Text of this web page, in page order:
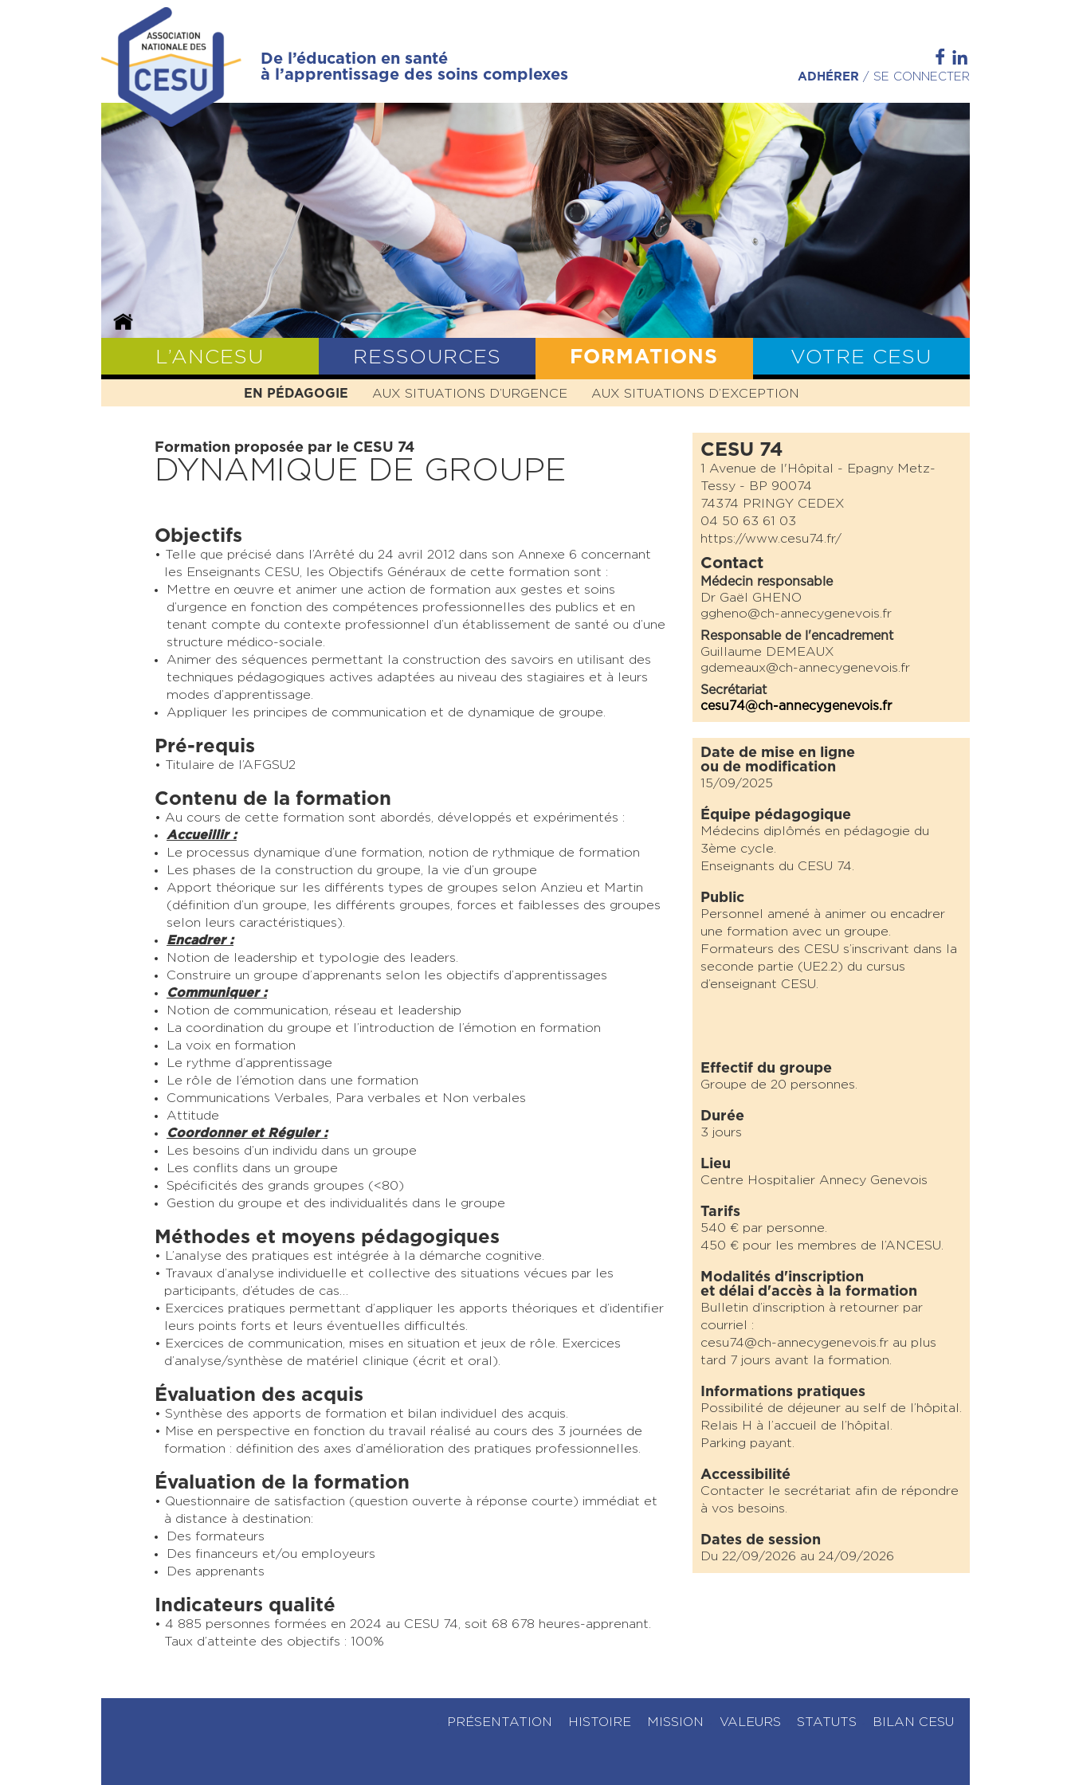
De l’éducation en santé
à l’apprentissage des soins complexes
ADHÉRER / SE CONNECTER
L’ANCESU
PRÉSENTATION HISTOIRE MISSION VALEURS STATUTS BILAN CESU
RESSOURCES FORMATIONS
EN PÉDAGOGIE AUX SITUATIONS D’URGENCE AUX SITUATIONS D’EXCEPTION
VOTRE CESU
Formation proposée par le CESU 74
DYNAMIQUE DE GROUPE
Objectifs
Telle que précisé dans l’Arrêté du 24 avril 2012 dans son Annexe 6 concernant
les Enseignants CESU, les Objectifs Généraux de cette formation sont :
Mettre en œuvre et animer une action de formation aux gestes et soins
d’urgence en fonction des compétences professionnelles des publics et en
tenant compte du contexte professionnel d’un établissement de santé ou d’une
structure médico-sociale.
Animer des séquences permettant la construction des savoirs en utilisant des
techniques pédagogiques actives adaptées au niveau des stagiaires et à leurs
modes d’apprentissage.
Appliquer les principes de communication et de dynamique de groupe.
Pré-requis
Titulaire de l’AFGSU2
Contenu de la formation
Au cours de cette formation sont abordés, développés et expérimentés :
Accueillir :
Le processus dynamique d’une formation, notion de rythmique de formation
Les phases de la construction du groupe, la vie d’un groupe
Apport théorique sur les différents types de groupes selon Anzieu et Martin
(définition d’un groupe, les différents groupes, forces et faiblesses des groupes
selon leurs caractéristiques).
Encadrer :
Notion de leadership et typologie des leaders.
Construire un groupe d’apprenants selon les objectifs d’apprentissages
Communiquer :
Notion de communication, réseau et leadership
La coordination du groupe et l’introduction de l’émotion en formation
La voix en formation
Le rythme d’apprentissage
Le rôle de l’émotion dans une formation
Communications Verbales, Para verbales et Non verbales
Attitude
Coordonner et Réguler :
Les besoins d’un individu dans un groupe
Les conflits dans un groupe
Spécificités des grands groupes (<80)
Gestion du groupe et des individualités dans le groupe
Méthodes et moyens pédagogiques
L’analyse des pratiques est intégrée à la démarche cognitive.
Travaux d’analyse individuelle et collective des situations vécues par les
participants, d’études de cas…
Exercices pratiques permettant d’appliquer les apports théoriques et d’identifier
leurs points forts et leurs éventuelles difficultés.
Exercices de communication, mises en situation et jeux de rôle. Exercices
d’analyse/synthèse de matériel clinique (écrit et oral).
Évaluation des acquis
Synthèse des apports de formation et bilan individuel des acquis.
Mise en perspective en fonction du travail réalisé au cours des 3 journées de
formation : définition des axes d’amélioration des pratiques professionnelles.
Évaluation de la formation
Questionnaire de satisfaction (question ouverte à réponse courte) immédiat et
à distance à destination:
Des formateurs
Des financeurs et/ou employeurs
Des apprenants
Indicateurs qualité
4 885 personnes formées en 2024 au CESU 74, soit 68 678 heures-apprenant.
Taux d’atteinte des objectifs : 100%
CESU 74
1 Avenue de l'Hôpital - Epagny Metz-
Tessy - BP 90074
74374 PRINGY CEDEX
04 50 63 61 03
https://www.cesu74.fr/
Contact
Médecin responsable
Dr Gaël GHENO
ggheno@ch-annecygenevois.fr
Responsable de l'encadrement
Guillaume DEMEAUX
gdemeaux@ch-annecygenevois.fr
Secrétariat
cesu74@ch-annecygenevois.fr
Date de mise en ligne
ou de modification
15/09/2025
Équipe pédagogique
Médecins diplômés en pédagogie du
3ème cycle.
Enseignants du CESU 74.
Public
Personnel amené à animer ou encadrer
une formation avec un groupe.
Formateurs des CESU s’inscrivant dans la
seconde partie (UE2.2) du cursus
d’enseignant CESU.
Effectif du groupe
Groupe de 20 personnes.
Durée
3 jours
Lieu
Centre Hospitalier Annecy Genevois
Tarifs
540 €par personne.
450 € pour les membres de l’ANCESU.
Modalités d'inscription
et délai d'accès à la formation
Bulletin d’inscription à retourner par
courriel :
cesu74@ch-annecygenevois.fr au plus
tard 7 jours avant la formation.
Informations pratiques
Possibilité de déjeuner au self de l’hôpital.
Relais H à l’accueil de l’hôpital.
Parking payant.
Accessibilité
Contacter le secrétariat afin de répondre
à vos besoins.
Dates de session
Du 22/09/2026 au 24/09/2026
PRÉSENTATION HISTOIRE MISSION VALEURS STATUTS BILAN CESU